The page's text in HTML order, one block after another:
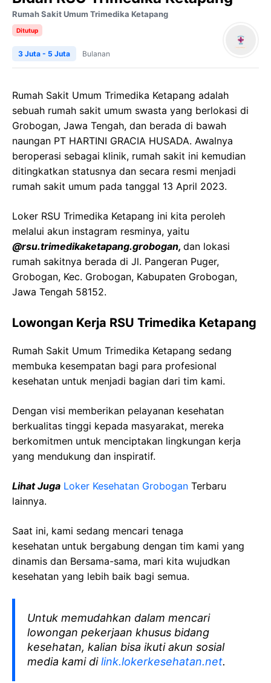
Rumah Sakit Umum Trimedika Ketapang
Ditutup
3 Juta - 5 Juta Bulanan
Rumah Sakit Umum Trimedika Ketapang adalah
sebuah rumah sakit umum swasta yang berlokasi di
Grobogan, Jawa Tengah, dan berada di bawah
naungan PT HARTINI GRACIA HUSADA. Awalnya
beroperasi sebagai klinik, rumah sakit ini kemudian
ditingkatkan statusnya dan secara resmi menjadi
rumah sakit umum pada tanggal 13 April 2023.
Loker RSU Trimedika Ketapang ini kita peroleh
melalui akun instagram resminya, yaitu
@rsu.trimedikaketapang.grobogan, dan lokasi
rumah sakitnya berada di Jl. Pangeran Puger,
Grobogan, Kec. Grobogan, Kabupaten Grobogan,
Jawa Tengah 58152.
Lowongan Kerja RSU Trimedika Ketapang
Rumah Sakit Umum Trimedika Ketapang sedang
membuka kesempatan bagi para profesional
kesehatan untuk menjadi bagian dari tim kami.
Dengan visi memberikan pelayanan kesehatan
berkualitas tinggi kepada masyarakat, mereka
berkomitmen untuk menciptakan lingkungan kerja
yang mendukung dan inspiratif.
Lihat Juga Loker Kesehatan Grobogan Terbaru
lainnya.
Saat ini, kami sedang mencari tenaga
kesehatan untuk bergabung dengan tim kami yang
dinamis dan Bersama-sama, mari kita wujudkan
kesehatan yang lebih baik bagi semua.
Untuk memudahkan dalam mencari
lowongan pekerjaan khusus bidang
kesehatan, kalian bisa ikuti akun sosial
media kami dilink.lokerkesehatan.net.